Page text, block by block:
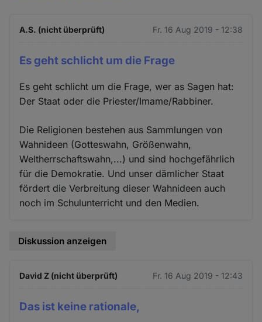
A.S. (nicht überprüft) Fr. 16 Aug 2019 - 12:38
Es geht schlicht um die Frage
Es geht schlicht um die Frage, wer as Sagen hat:
Der Staat oder die Priester/Imame/Rabbiner.
Die Religionen bestehen aus Sammlungen von
Wahnideen (Gotteswahn, Größenwahn,
Weltherrschaftswahn,...) und sind hochgefährlich
für die Demokratie. Und unser dämlicher Staat
fördert die Verbreitung dieser Wahnideen auch
noch im Schulunterricht und den Medien.
Diskussion anzeigen
David Z (nicht überprüft) Fr. 16 Aug 2019 - 12:43
Das ist keine rationale,